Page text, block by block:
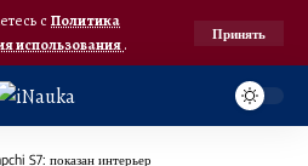
с Политика
использования.
Принять
S7: показан интерьер